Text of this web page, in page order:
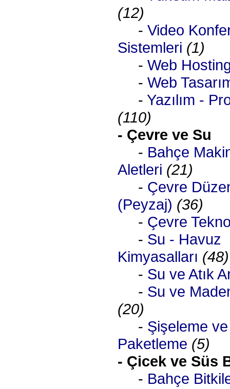
(12)
- Video
Sistemleri (1)
- Web
- Web
- Yazılım -
(110)
- Çevre ve Su
- Bahçe
Aletleri (21)
- Çevre
(Peyzaj) (36)
- Çevre
- Su - Havuz
Kimyasalları (48)
- Su ve Atık
- Su ve
(20)
- Şişeleme ve
Paketleme (5)
- Çicek ve Süs
- Bahçe